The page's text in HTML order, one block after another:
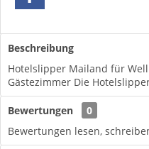
Beschreibung
Hotelslipper Mailand für
Gästezimmer Die
Bewertungen
0
Bewertungen lesen,